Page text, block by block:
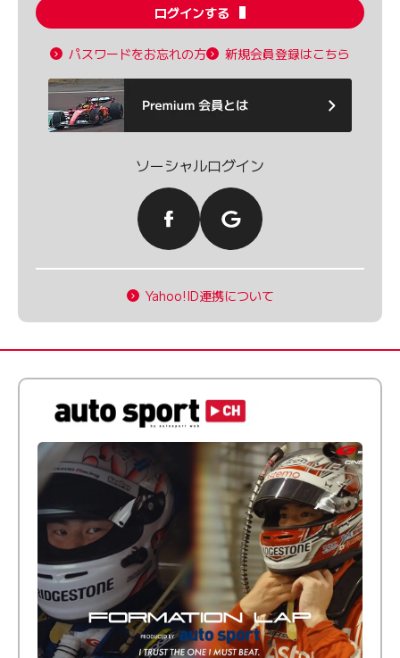
ログインする
パスワードをお忘れの方 新規会員登録はこちら
ソーシャルログイン
Yahoo!ID連携について
倒す相手を、信じてる。小林利徠斗 × 野村勇斗
【FORMATION LAP Produced by auto sport】
2026 Episode 2